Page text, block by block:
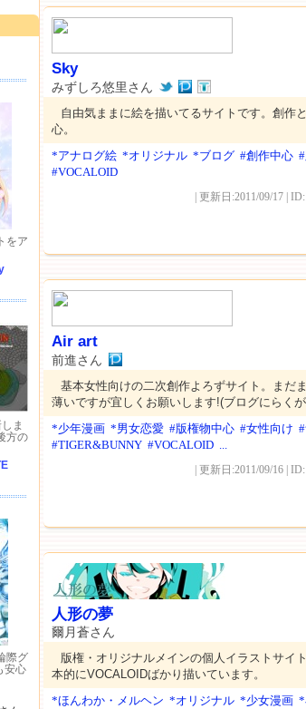
Sky
みずしろ悠里さん
自由気ままに絵を描いてるサイトです。創作
心。
*アナログ絵 *オリジナル *ブログ #創作中心
#VOCALOID
| 更新日:2011/09/17 | ID:
Air art
前進さん
基本女性向けの二次創作よろずサイト。まだ
薄いですが宜しくお願いします!(ブログにらく
*少年漫画 *男女恋愛 #版権物中心 #女性向け
#TIGER&BUNNY #VOCALOID ...
| 更新日:2011/09/16 | ID:
人形の夢
爾月蒼さん
版権・オリジナルメインの個人イラストサイ
本的にVOCALOIDばかり描いています。
*ほんわか・メルヘン *オリジナル *少女漫画 *